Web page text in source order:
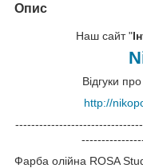
Опис
Наш сайт "
Відгуки
http://
Фарба олійна ROSA